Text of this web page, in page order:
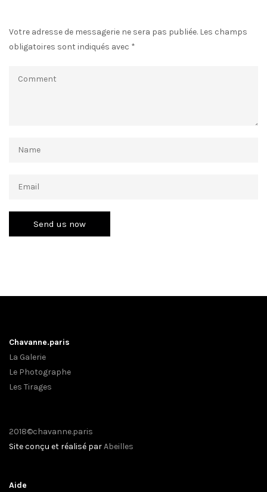
Votre adresse de messagerie ne sera pas publiée. Les champs
obligatoires sont indiqués avec *
Chavanne.paris
La Galerie
Le Photographe
Les Tirages
2018©chavanne.paris
Site conçu et réalisé parAbeilles
Aide